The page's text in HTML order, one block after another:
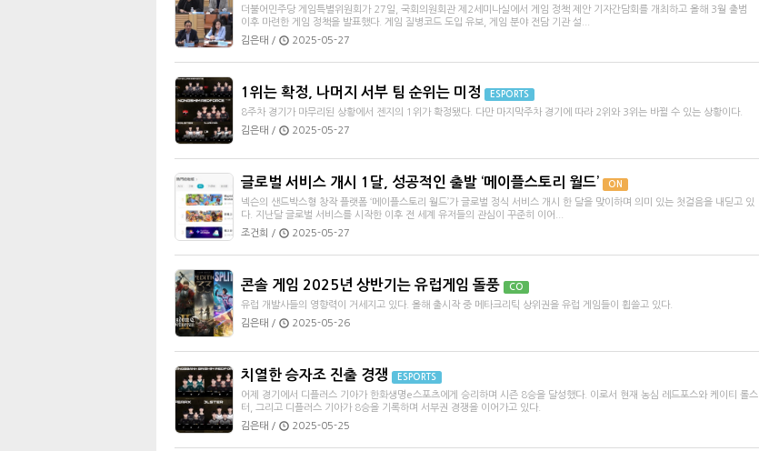
더불어민주당 게임특별위원회가 27일, 국회의원회관 제2세미나실에서 게임 정책 제안 기자간담회를 개최하고 올해 3월 출범
이후 마련한 게임 정책을 발표했다. 게임 질병코드 도입 유보, 게임 분야 전담 기관 설...
김은태 /
2025-05-27
1위는 확정, 나머지 서부 팀 순위는 미정 ESPORTS
8주차 경기가 마무리된 상황에서 젠지의 1위가 확정됐다. 다만 마지막주차 경기에 따라 2위와 3위는 바뀔 수 있는 상황이다.
김은태 /
2025-05-27
글로벌 서비스 개시 1달, 성공적인 출발 ‘메이플스토리 월드’ ON
넥슨의 샌드박스형 창작 플랫폼 ‘메이플스토리 월드’가 글로벌 정식 서비스 개시 한 달을 맞이하며 의미 있는 첫걸음을 내딛고 있
다. 지난달 글로벌 서비스를 시작한 이후 전 세계 유저들의 관심이 꾸준히 이어...
조건희 /
2025-05-27
콘솔 게임 2025년 상반기는 유럽게임 돌풍 CO
유럽 개발사들의 영향력이 거세지고 있다. 올해 출시작 중 메타크리틱 상위권을 유럽 게임들이 휩쓸고 있다.
김은태 /
2025-05-26
치열한 승자조 진출 경쟁 ESPORTS
어제 경기에서 디플러스 기아가 한화생명e스포츠에게 승리하며 시즌 8승을 달성했다. 이로서 현재 농심 레드포스와 케이티 롤스
터, 그리고 디플러스 기아가 8승을 기록하며 서부권 경쟁을 이어가고 있다.
김은태 /
2025-05-25